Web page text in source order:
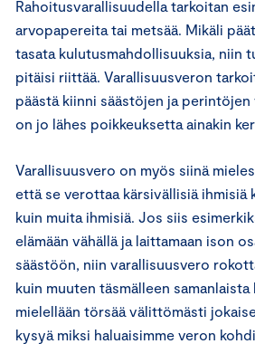
Rahoitusvarallisuudella tarkoitan
arvopapereita tai metsää. Mikäli
tasata kulutusmahdollisuuksia, niin
pitäisi riittää. Varallisuusveron
päästä kiinni säästöjen ja
on jo lähes poikkeuksetta ainakin
Varallisuusvero on myös siinä
että se verottaa kärsivällisiä ihmisiä
kuin muita ihmisiä. Jos siis
elämään vähällä ja laittamaan ison
säästöön, niin varallisuusvero
kuin muuten täsmälleen
mielellään törsää välittömästi
kysyä miksi haluaisimme veron